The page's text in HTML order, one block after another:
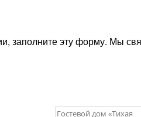
заполните эту форму. Мы